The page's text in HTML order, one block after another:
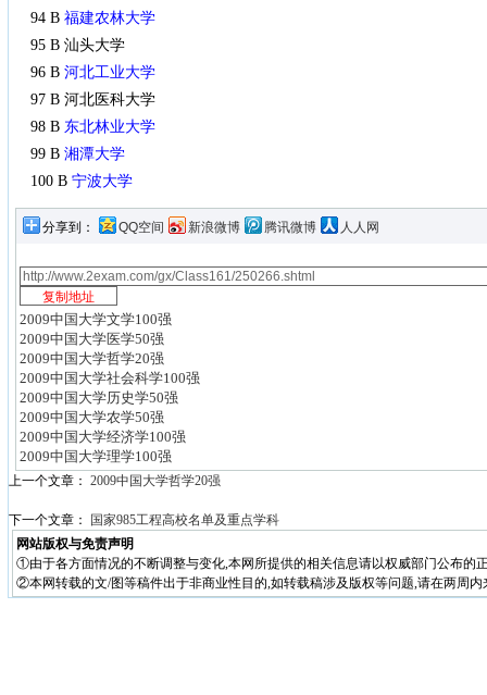
94 B 福建农林大学
95 B 汕头大学
96 B 河北工业大学
97 B 河北医科大学
98 B 东北林业大学
99 B 湘潭大学
100 B 宁波大学
分享到： QQ空间 新浪微博 腾讯微博 人人网
2009中国大学文学100强
2009中国大学医学50强
2009中国大学哲学20强
2009中国大学社会科学100强
2009中国大学历史学50强
2009中国大学农学50强
2009中国大学经济学100强
2009中国大学理学100强
上一个文章： 2009中国大学哲学20强
下一个文章：
国家985工程高校名单及重点学科
网站版权与免责声明
①由于各方面情况的不断调整与变化,本网所提供的相关信息请以权威部门公布的
②本网转载的文/图等稿件出于非商业性目的,如转载稿涉及版权等问题,请在两周内